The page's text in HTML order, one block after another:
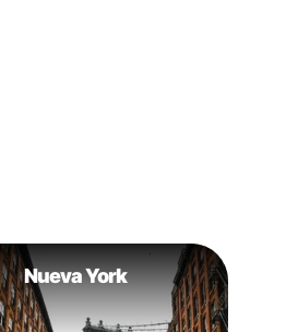
Nueva York